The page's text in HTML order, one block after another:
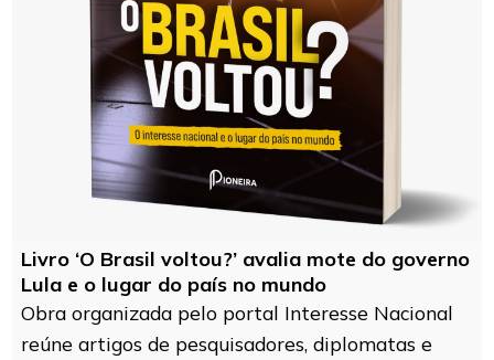
Livro ‘O Brasil voltou?’ avalia mote do governo
Lula e o lugar do país no mundo
Obra organizada pelo portal Interesse Nacional
reúne artigos de pesquisadores, diplomatas e